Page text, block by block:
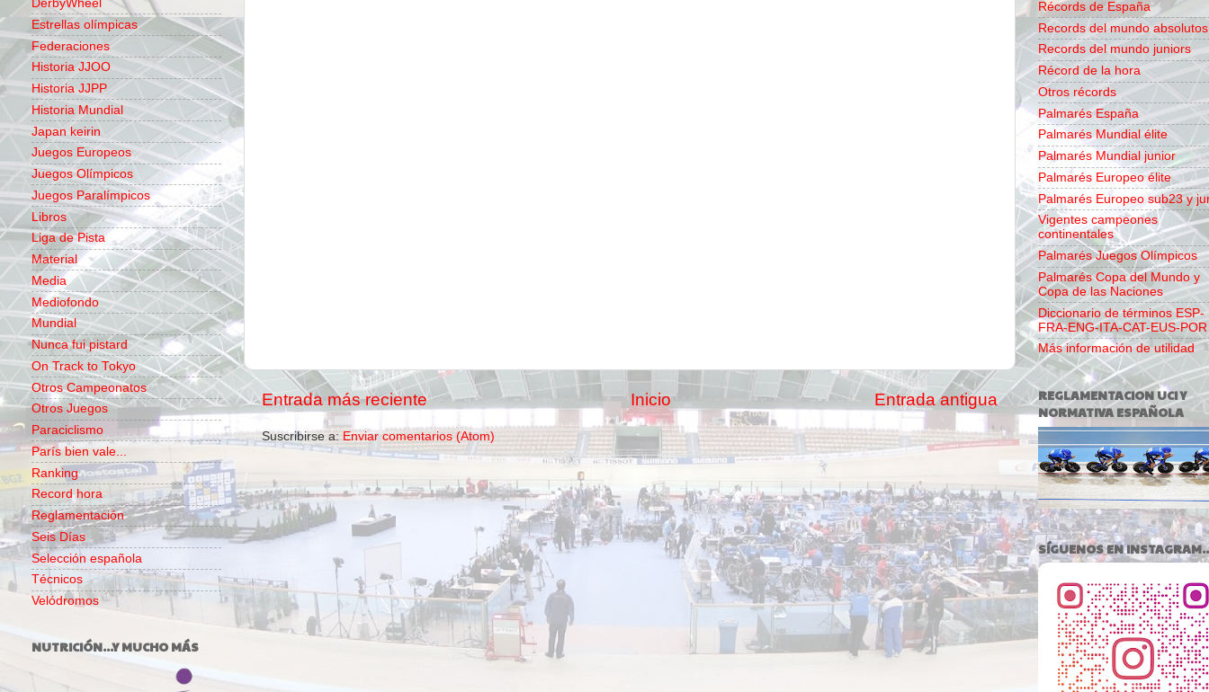
Entrada más reciente Entrada antigua
Inicio
Suscribirse a: Enviar comentarios (Atom)
DerbyWheel
Estrellas olímpicas
Federaciones
Historia JJOO
Historia JJPP
Historia Mundial
Japan keirin
Juegos Europeos
Juegos Olímpicos
Juegos Paralímpicos
Libros
Liga de Pista
Material
Media
Mediofondo
Mundial
Nunca fui pistard
On Track to Tokyo
Otros Campeonatos
Otros Juegos
Paraciclismo
París bien vale...
Ranking
Record hora
Reglamentación
Seis Días
Selección española
Técnicos
Velódromos
NUTRICIÓN...Y MUCHO MÁS
Récords de España
Records del mundo absolutos
Records del mundo juniors
Récord de la hora
Otros récords
Palmarés España
Palmarés Mundial élite
Palmarés Mundial junior
Palmarés Europeo élite
Palmarés Europeo sub23 y
Vigentes campeones
continentales
Palmarés Juegos Olímpicos
Palmarés Copa del Mundo y
Copa de las Naciones
Diccionario de términos ESP-
FRA-ENG-ITA-CAT-EUS-POR
Más información de utilidad
REGLAMENTACION UCI Y
NORMATIVA ESPAÑOLA
SÍGUENOS EN